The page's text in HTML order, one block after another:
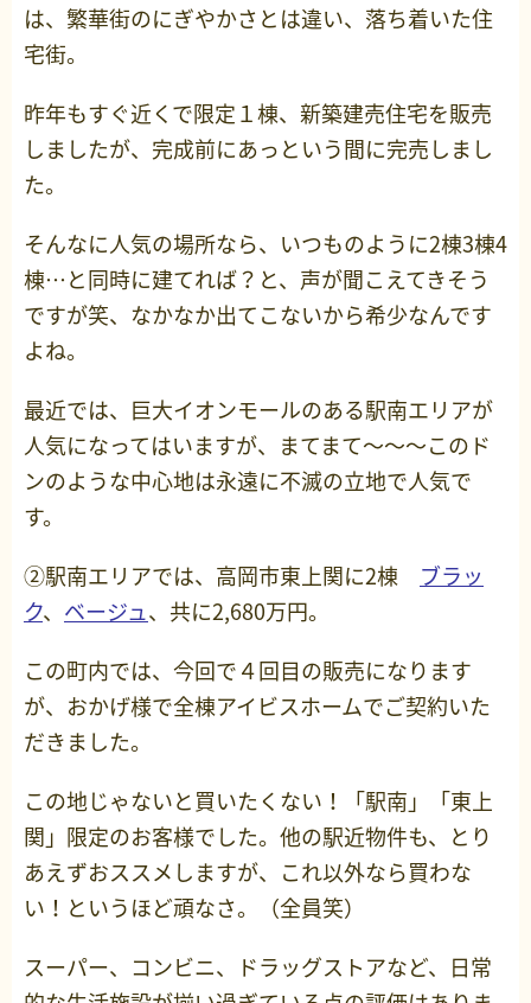
は、繁華街のにぎやかさとは違い、落ち着いた住
宅街。
昨年もすぐ近くで限定１棟、新築建売住宅を販売
しましたが、完成前にあっという間に完売しまし
た。
そんなに人気の場所なら、いつものように2棟3棟4
棟…と同時に建てれば？と、声が聞こえてきそう
ですが笑、なかなか出てこないから希少なんです
よね。
最近では、巨大イオンモールのある駅南エリアが
人気になってはいますが、まてまて～～～このド
ンのような中心地は永遠に不滅の立地で人気で
す。
②駅南エリアでは、高岡市東上関に2棟 ブラッ
ク、 ベージュ、共に2,680万円。
この町内では、今回で４回目の販売になります
が、おかげ様で全棟アイビスホームでご契約いた
だきました。
この地じゃないと買いたくない！「駅南」「東上
関」限定のお客様でした。他の駅近物件も、とり
あえずおススメしますが、これ以外なら買わな
い！というほど頑なさ。（全員笑）
スーパー、コンビニ、ドラッグストアなど、日常